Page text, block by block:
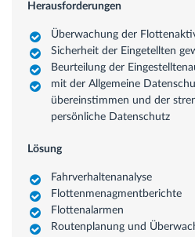
Herausforderungen
Überwachung der
Sicherheit der Eingetellten
Beurteilung der
mit der Allgemeine
übereinstimmen und der
persönliche Datenschutz
Lösung
Fahrverhaltenanalyse
Flottenmenagmentberichte
Flottenalarmen
Routenplanung und